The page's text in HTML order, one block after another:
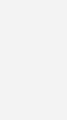
und
knapp 150
Umsatz von